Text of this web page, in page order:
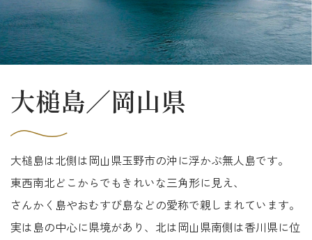
大槌島／岡山県
大槌島は北側は岡山県玉野市の沖に浮かぶ無人島です。
東西南北どこからでもきれいな三角形に見え、
さんかく島やおむすび島などの愛称で親しまれています。
実は島の中心に県境があり、北は岡山県南側は香川県に位